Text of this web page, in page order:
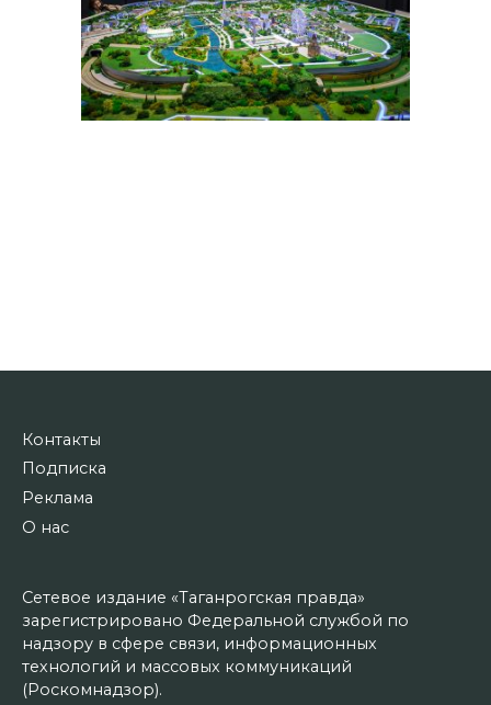
Контакты
Подписка
Реклама
О нас
Сетевое издание «Таганрогская правда»
зарегистрировано Федеральной службой по
надзору в сфере связи, информационных
технологий и массовых коммуникаций
(Роскомнадзор).